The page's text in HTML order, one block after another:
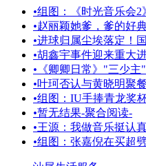
•组图：《时光音乐会2
•赵丽颖她爹，爹的好
•进球归属尘埃落定！
•胡鑫宇事件迎来重大
• 《卿卿日常》"三少
•叶珂否认与黄晓明聚
•组图：IU手捧青龙奖
•暂无结果-聚合阅读-
•王源：我做音乐挺认
•组图：张嘉倪在买超